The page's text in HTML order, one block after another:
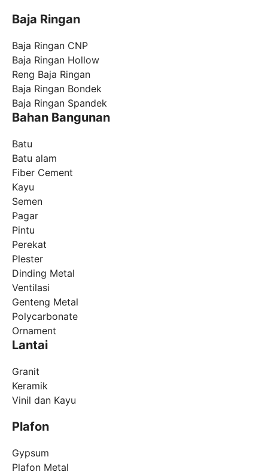
Baja Ringan
Baja Ringan CNP
Baja Ringan Hollow
Reng Baja Ringan
Baja Ringan Bondek
Baja Ringan Spandek
Bahan Bangunan
Batu
Batu alam
Fiber Cement
Kayu
Semen
Pagar
Pintu
Perekat
Plester
Dinding Metal
Ventilasi
Genteng Metal
Polycarbonate
Ornament
Lantai
Granit
Keramik
Vinil dan Kayu
Plafon
Gypsum
Plafon Metal